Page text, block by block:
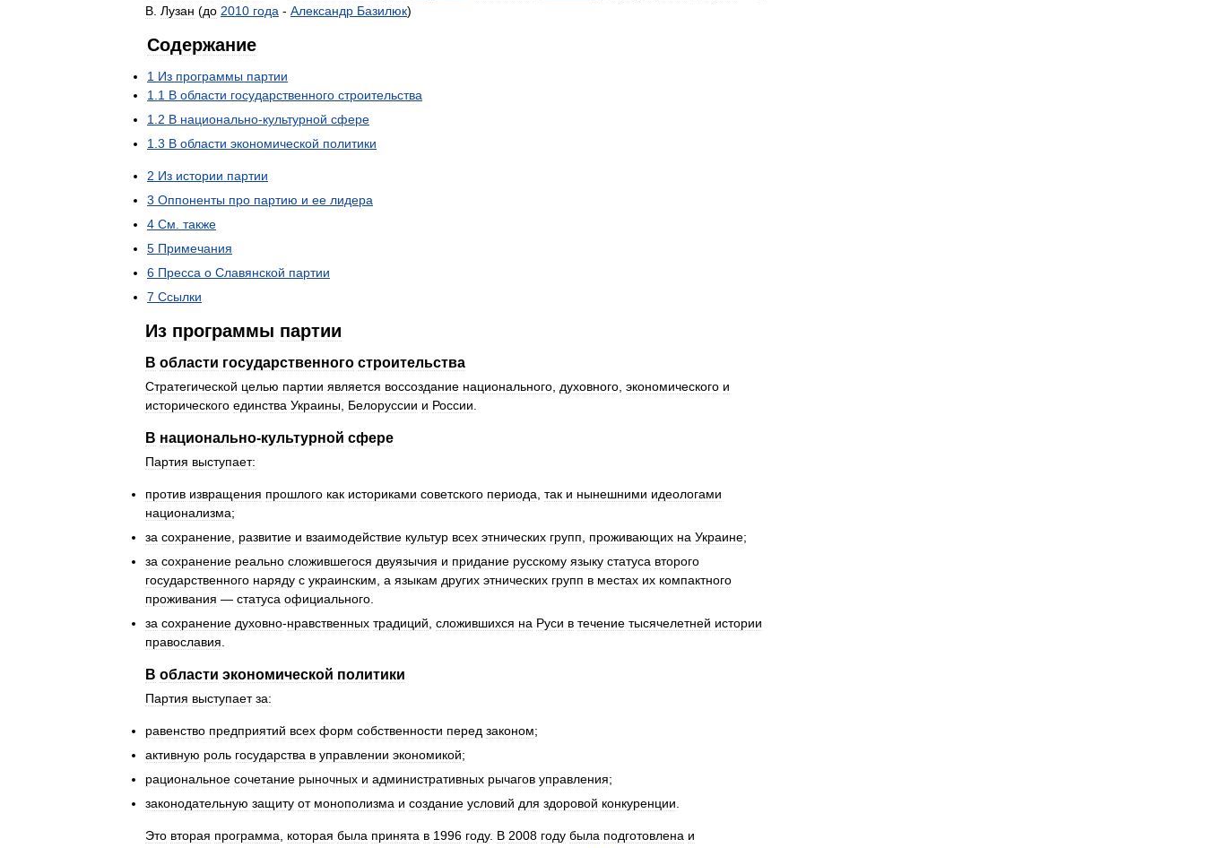
В Лузан (до 2010 года - Александр Базилюк)
Содержание
1 Из программы партии
1 1 В области государственного строительства
1 2 В национально-культурной сфере
1 3 В области экономической политики
2 Из истории партии
3 Оппоненты про партию и ее лидера
4 См также
5 Примечания
6 Пресса о Славянской партии
7 Ссылки
Из программы партии
В области государственного строительства
Стратегической целью партии является воссоздание национального духовного экономического и
исторического единства Украины Белоруссии и России
В национально-культурной сфере
Партия выступает:
против извращения прошлого как историками советского периода так и нынешними идеологами
национализма;
за сохранение развитие и взаимодействие культур всех этнических групп проживающих на Украине;
за сохранение реально сложившегося двуязычия и придание русскому языку статуса второго
государственного наряду с украинским а языкам других этнических групп в местах их компактного
проживания — статуса официального
за сохранение духовно-нравственных традиций сложившихся на Руси в течение тысячелетней истории
православия
В области экономической политики
Партия выступает за:
равенство предприятий всех форм собственности перед законом;
активную роль государства в управлении экономикой;
рациональное сочетание рыночных и административных рычагов управления;
законодательную защиту от монополизма и создание условий для здоровой конкуренции
Это вторая программа которая была принята в 1996 году. В 2008 году была подготовлена и